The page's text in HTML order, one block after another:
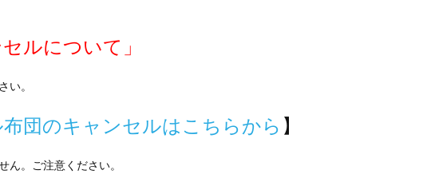
ルについて」
い。
団のキャンセルはこちらから 】
ん。ご注意ください。